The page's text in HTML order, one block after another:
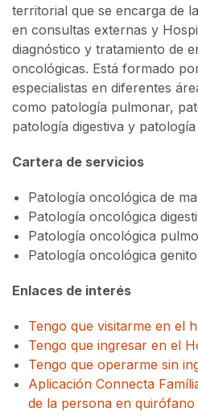
territorial que se encarga de
en consultas externas y
diagnóstico y tratamiento de
oncológicas. Está formado
especialistas en diferentes
como patología pulmonar,
patología digestiva y
Cartera de servicios
Patología oncológica de
Patología oncológica
Patología oncológica
Patología oncológica
Enlaces de interés
Tengo que visitarme en el
Tengo que ingresar en el
Tengo que operarme sin
Aplicación Connecta
de la persona en quirófano